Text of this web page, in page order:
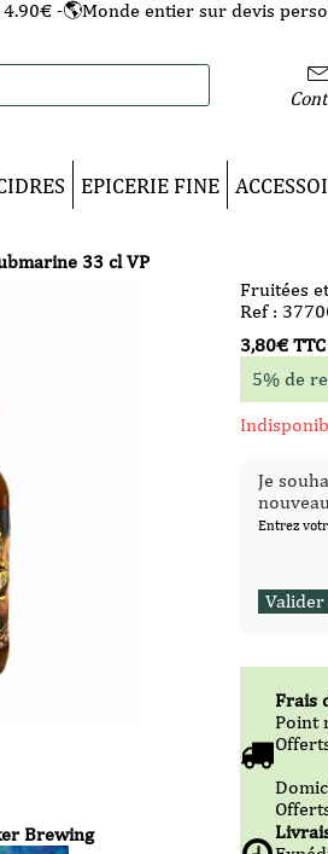
-🌎Monde entier sur devis
EPICERIE FINE
33 cl VP
Fruitées
Ref :
3,80€ TTC
5% de
Je
Entrez
Frais
Point
Brewing